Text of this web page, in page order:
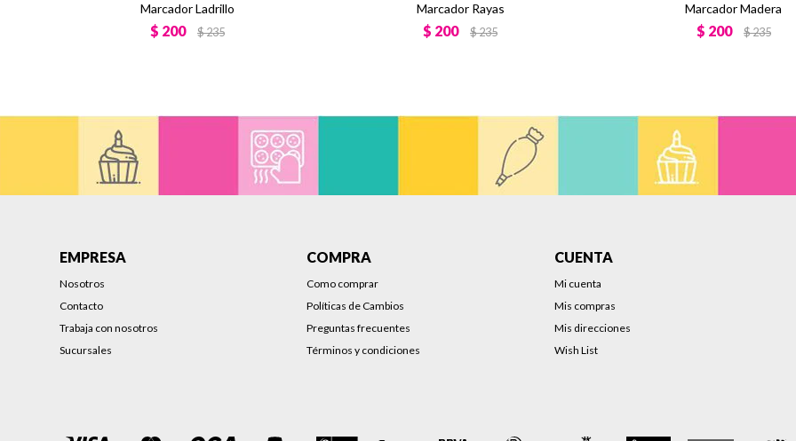
Marcador Ladrillo
$ 200 $235
Marcador Rayas
$ 200 $235
Marcador Madera
$ 200 $235
EMPRESA
Nosotros
Contacto
Trabaja con nosotros
Sucursales
COMPRA
Como comprar
Políticas de Cambios
Preguntas frecuentes
Términos y condiciones
CUENTA
Mi cuenta
Mis compras
Mis direcciones
Wish List